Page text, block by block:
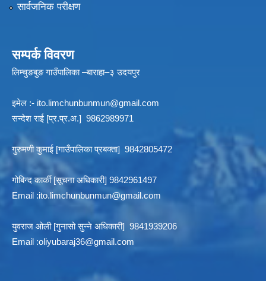
सार्वजनिक परीक्षण
सम्पर्क विवरण
लिम्चुङबुङ गाउँपालिका –बाराहा–३ उदयपुर
इमेल :- ito.limchunbunmun@gmail.com
सन्देश राई [प्र.प्र.अ.] 9862989971
गुरुमणी कुमाई [गाउँपालिका प्रबक्ता] 9842805472
गोबिन्द कार्की [सूचना अधिकारी] 9842961497
Email :ito.limchunbunmun@gmail.com
युवराज ओली [गुनासो सुन्ने अधिकारी] 9841939206
Email :oliyubaraj36@gmail.com